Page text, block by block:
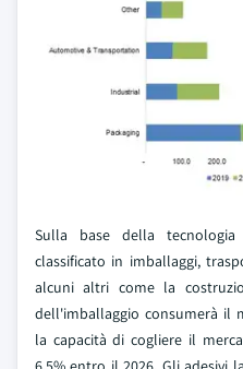
Sulla base della
classificato in imballaggi,
alcuni altri come la
dell'imballaggio consumerà il
la capacità di cogliere il